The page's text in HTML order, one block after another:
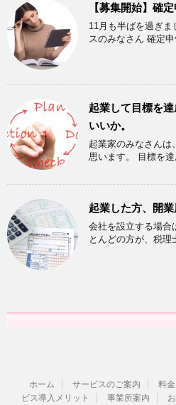
【募集開始】確
11月も半ばを過ぎ
スのみなさん 確定申
起業して目標を
いいか。
起業家のみなさんは
思います。 目標を達
起業した方、開
会社を設立する場合
とんどの方が、税理
ホーム サービスのご案内 料金
ビス導入メリット
事業所案内